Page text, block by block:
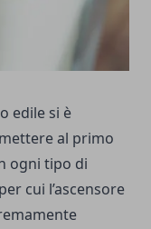
edile si è
al primo
ogni tipo di
cui l’ascensore